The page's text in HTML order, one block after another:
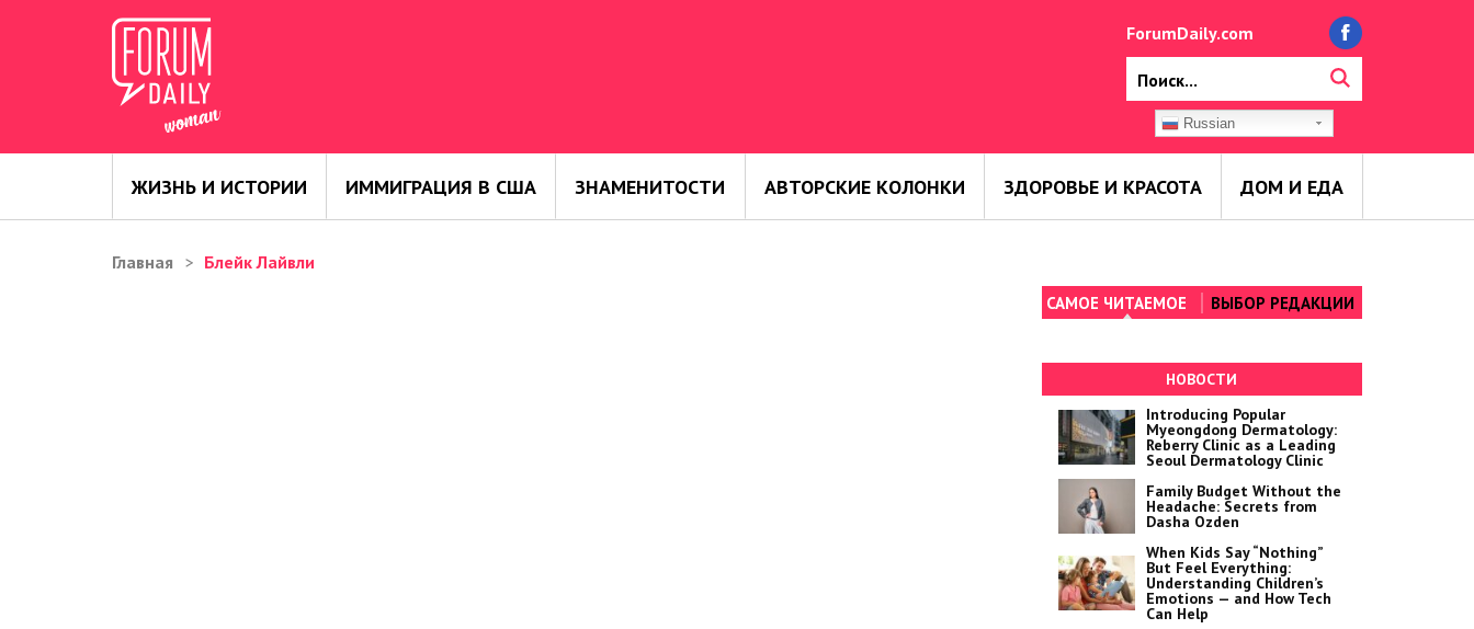
ForumDaily.com
Russian
ЖИЗНЬ И ИСТОРИИ ИММИГРАЦИЯ В США ЗНАМЕНИТОСТИ АВТОРСКИЕ КОЛОНКИ ЗДОРОВЬЕ И КРАСОТА ДОМ И ЕДА
Главная Блейк Лайвли
САМОЕ ЧИТАЕМОЕ ВЫБОР РЕДАКЦИИ
НОВОСТИ
Introducing Popular
Myeongdong Dermatology:
Reberry Clinic as a Leading
Seoul Dermatology Clinic
Family Budget Without the
Headache: Secrets from
Dasha Ozden
When Kids Say “Nothing”
But Feel Everything:
Understanding Children’s
Emotions — and How Tech
Can Help